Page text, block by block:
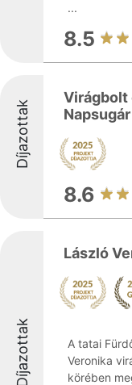
...
8.5
Díjazottak
Virágbolt
8.6
Díjazottak
László
A tatai
Veronika
körében